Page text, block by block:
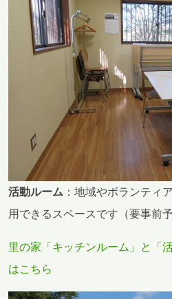
活動ルーム ：地域やボランティ
用できるスペースです（要事前予
里の家「キッチンルーム」と「
はこちら